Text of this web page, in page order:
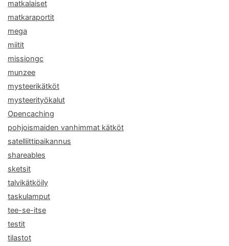
matkalaiset
matkaraportit
mega
miitit
missiongc
munzee
mysteerikätköt
mysteerityökalut
Opencaching
pohjoismaiden vanhimmat kätköt
satelliittipaikannus
shareables
sketsit
talvikätköily
taskulamput
tee-se-itse
testit
tilastot